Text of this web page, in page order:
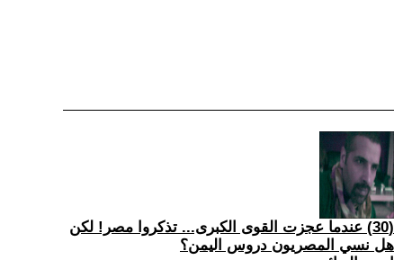
(30) عندما عجزت القوى الكبرى... تذكروا مصر! لكن
هل نسي المصريون دروس اليمن؟